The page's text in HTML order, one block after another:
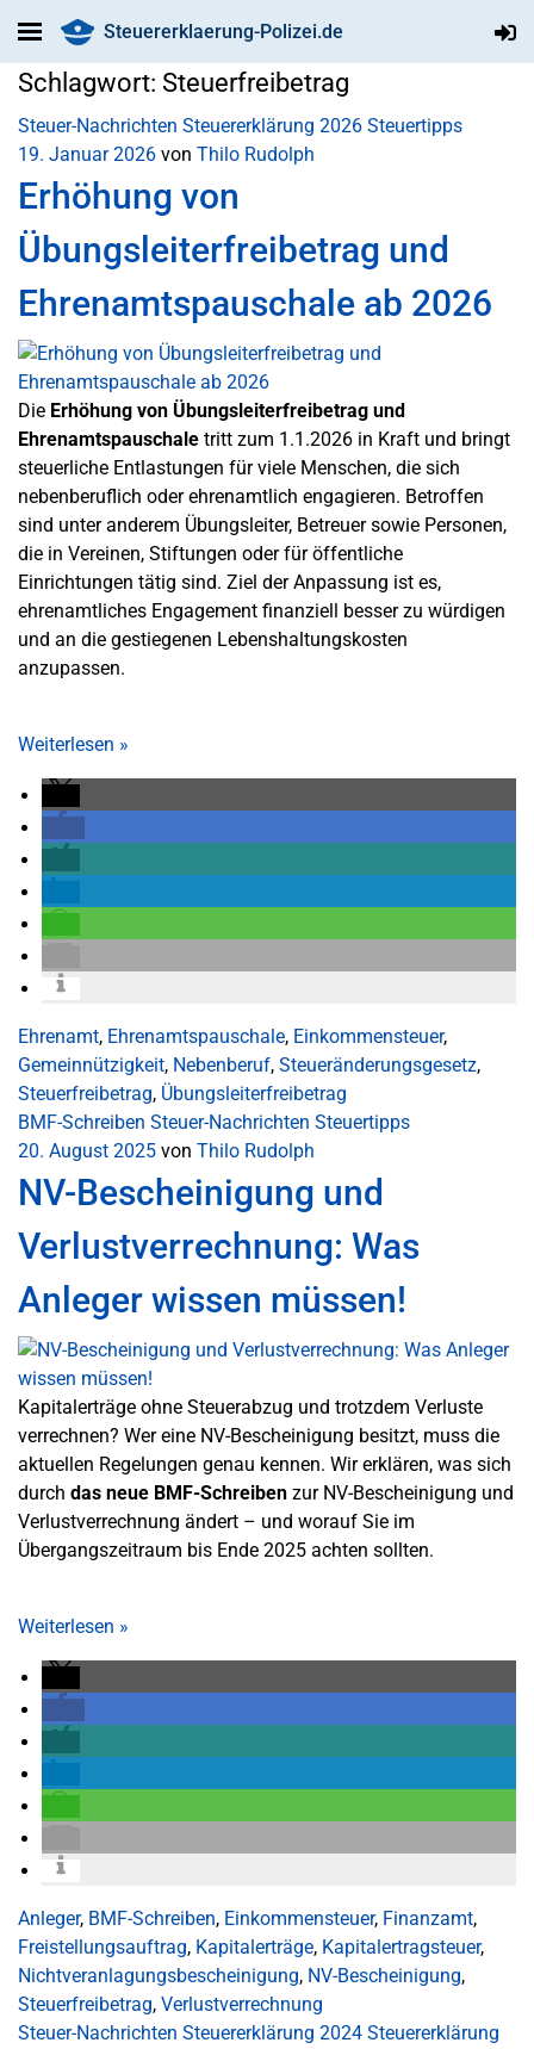
Steuererklaerung-Polizei.de
Schlagwort: Steuerfreibetrag
Steuer-Nachrichten Steuererklärung 2026 Steuertipps
19. Januar 2026 von Thilo Rudolph
Erhöhung von
Übungsleiterfreibetrag und
Ehrenamtspauschale ab 2026
Die Erhöhung von Übungsleiterfreibetrag und
Ehrenamtspauschale tritt zum 1.1.2026 in Kraft und bringt
steuerliche Entlastungen für viele Menschen, die sich
nebenberuflich oder ehrenamtlich engagieren. Betroffen
sind unter anderem Übungsleiter, Betreuer sowie Personen,
die in Vereinen, Stiftungen oder für öffentliche
Einrichtungen tätig sind. Ziel der Anpassung ist es,
ehrenamtliches Engagement finanziell besser zu würdigen
und an die gestiegenen Lebenshaltungskosten
anzupassen.
Weiterlesen »
Ehrenamt, Ehrenamtspauschale, Einkommensteuer,
Gemeinnützigkeit, Nebenberuf, Steueränderungsgesetz,
Steuerfreibetrag, Übungsleiterfreibetrag
BMF-Schreiben Steuer-Nachrichten Steuertipps
20. August 2025 von Thilo Rudolph
NV-Bescheinigung und
Verlustverrechnung: Was
Anleger wissen müssen!
Kapitalerträge ohne Steuerabzug und trotzdem Verluste
verrechnen? Wer eine NV-Bescheinigung besitzt, muss die
aktuellen Regelungen genau kennen. Wir erklären, was sich
durch das neue BMF-Schreiben zur NV-Bescheinigung und
Verlustverrechnung ändert – und worauf Sie im
Übergangszeitraum bis Ende 2025 achten sollten.
Weiterlesen »
Anleger, BMF-Schreiben, Einkommensteuer, Finanzamt,
Freistellungsauftrag, Kapitalerträge, Kapitalertragsteuer,
Nichtveranlagungsbescheinigung, NV-Bescheinigung,
Steuerfreibetrag, Verlustverrechnung
Steuer-Nachrichten Steuererklärung 2024 Steuererklärung